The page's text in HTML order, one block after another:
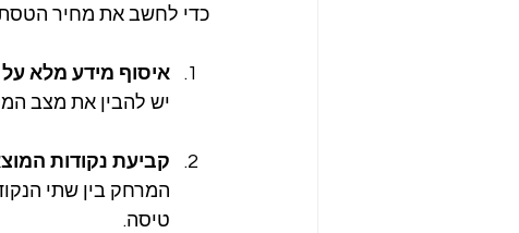
כדי לחשב את מחיר הטסת
איסוף מידע מלא
יש להבין את מצב
קביעת נקודות
המרחק בין שתי
טיסה.